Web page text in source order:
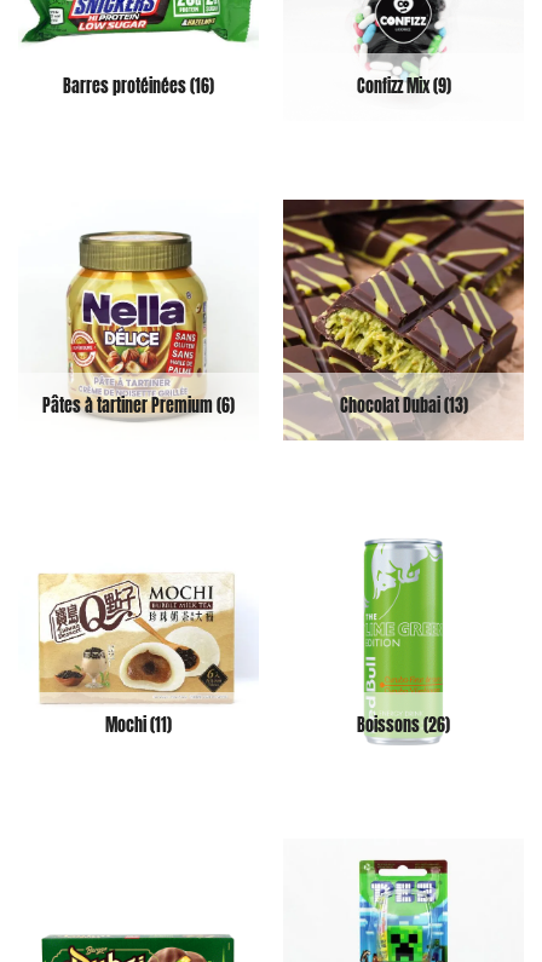
Barres protéinées(16) Confizz Mix(9)
Pâtes à tartiner Premium(6) Chocolat Dubai(13)
Mochi(11) Boissons(26)